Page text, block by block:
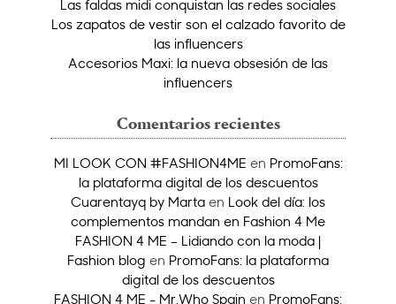
Las faldas midi conquistan las redes sociales
Los zapatos de vestir son el calzado favorito de
las influencers
Accesorios Maxi: la nueva obsesión de las
influencers
Comentarios recientes
MI LOOK CON #FASHION4ME en PromoFans:
la plataforma digital de los descuentos
Cuarentayq by Marta en Look del día: los
complementos mandan en Fashion 4 Me
FASHION 4 ME – Lidiando con la moda |
Fashion blog en PromoFans: la plataforma
digital de los descuentos
FASHION 4 ME - Mr.Who Spain en PromoFans: